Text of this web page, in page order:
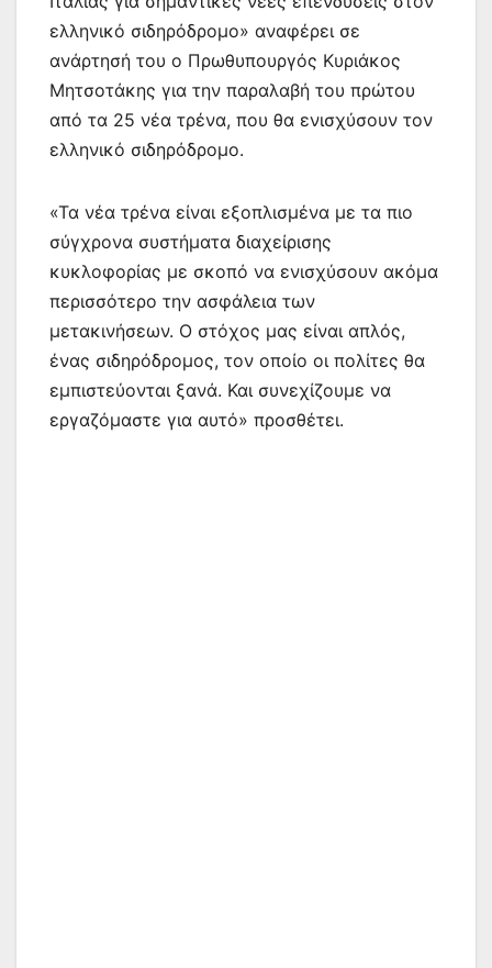
ελληνικό σιδηρόδρομο» αναφέρει σε
ανάρτησή του ο Πρωθυπουργός Κυριάκος
Μητσοτάκης για την παραλαβή του πρώτου
από τα 25 νέα τρένα, που θα ενισχύσουν τον
ελληνικό σιδηρόδρομο.
«Τα νέα τρένα είναι εξοπλισμένα με τα πιο
σύγχρονα συστήματα διαχείρισης
κυκλοφορίας με σκοπό να ενισχύσουν ακόμα
περισσότερο την ασφάλεια των
μετακινήσεων. Ο στόχος μας είναι απλός,
ένας σιδηρόδρομος, τον οποίο οι πολίτες θα
εμπιστεύονται ξανά. Και συνεχίζουμε να
εργαζόμαστε για αυτό» προσθέτει.